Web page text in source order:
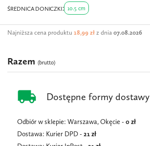
ŚREDNICA DONICZKI 10.5 cm
Najniższa cena produktu 18,99 zł z dnia 07.08.2026
local_shipping Dostępne formy dostawy
Odbiór w sklepie: Warszawa, Okęcie - 0 zł
Dostawa: Kurier DPD - 21 zł
Razem (brutto)